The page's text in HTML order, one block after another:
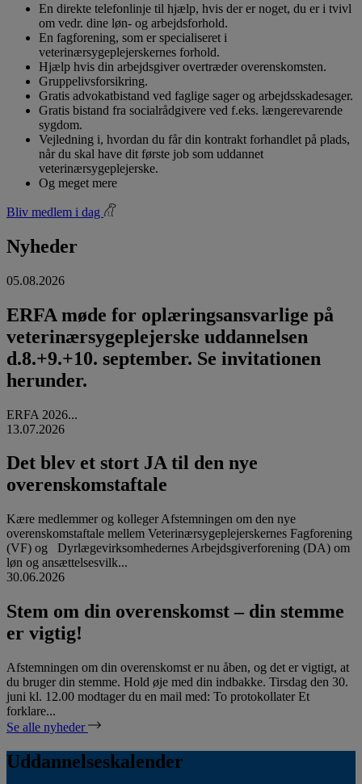
En direkte telefonlinje til hjælp, hvis der er noget, du er i tvivl
om vedr. dine løn- og arbejdsforhold.
En fagforening, som er specialiseret i
veterinærsygeplejerskernes forhold.
Hjælp hvis din arbejdsgiver overtræder overenskomsten.
Gruppelivsforsikring.
Gratis advokatbistand ved faglige sager og arbejdsskadesager.
Gratis bistand fra socialrådgivere ved f.eks. længerevarende
sygdom.
Vejledning i, hvordan du får din kontrakt forhandlet på plads,
når du skal have dit første job som uddannet
veterinærsygeplejerske.
Og meget mere
Bliv medlem i dag
Nyheder
05.08.2026
ERFA møde for oplæringsansvarlige på
veterinærsygeplejerske uddannelsen
d.8.+9.+10. september. Se invitationen
herunder.
ERFA 2026...
13.07.2026
Det blev et stort JA til den nye
overenskomstaftale
Kære medlemmer og kolleger Afstemningen om den nye
overenskomstaftale mellem Veterinærsygeplejerskernes Fagforening
(VF) og Dyrlægevirksomhedernes Arbejdsgiverforening (DA) om
løn og ansættelsesvilk...
30.06.2026
Stem om din overenskomst – din stemme
er vigtig!
Afstemningen om din overenskomst er nu åben, og det er vigtigt, at
du bruger din stemme. Hold øje med din indbakke. Tirsdag den 30.
juni kl. 12.00 modtager du en mail med: To protokollater Et
forklare...
Se alle nyheder
Uddannelseskalender